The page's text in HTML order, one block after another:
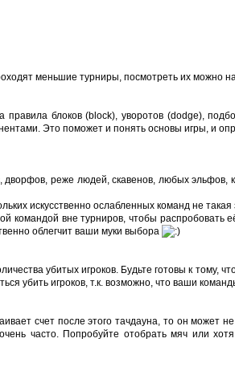
меньшие турниры, посмотреть их можно
правила блоков (block), уворотов (dodge),
Это поможет и понять основы игры, и
реже людей, скавенов, любых
искусственно ослабленных команд не
командой вне турниров, чтобы распробовать
облегчит ваши муки выбора
убитых игроков. Будьте готовы к тому,
убить игроков, т.к. возможно, что ваши
счет после этого тачдауна, то он может
часто. Попробуйте отобрать мяч или